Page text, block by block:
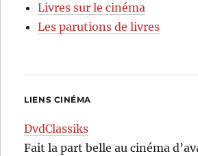
Livres sur le cinéma
Les parutions de livres
LIENS CINÉMA
DvdClassiks
Fait la part belle au cinéma